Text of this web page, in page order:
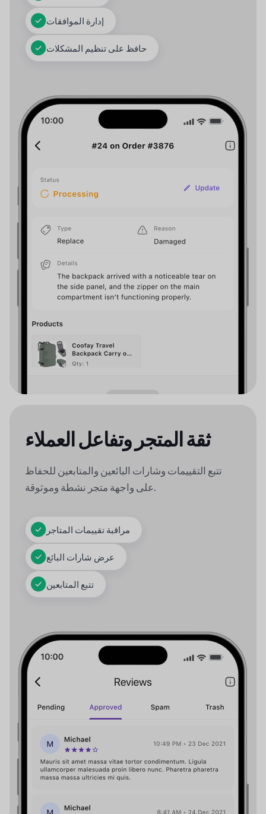
إدارة الموافقات
حافظ على تنظيم المشكلات
ثقة المتجر وتفاعل العملاء
تتبع التقييمات وشارات البائعين والمتابعين للحفاظ
على واجهة متجر نشطة وموثوقة.
مراقبة تقييمات المتاجر
عرض شارات البائع
تتبع المتابعين